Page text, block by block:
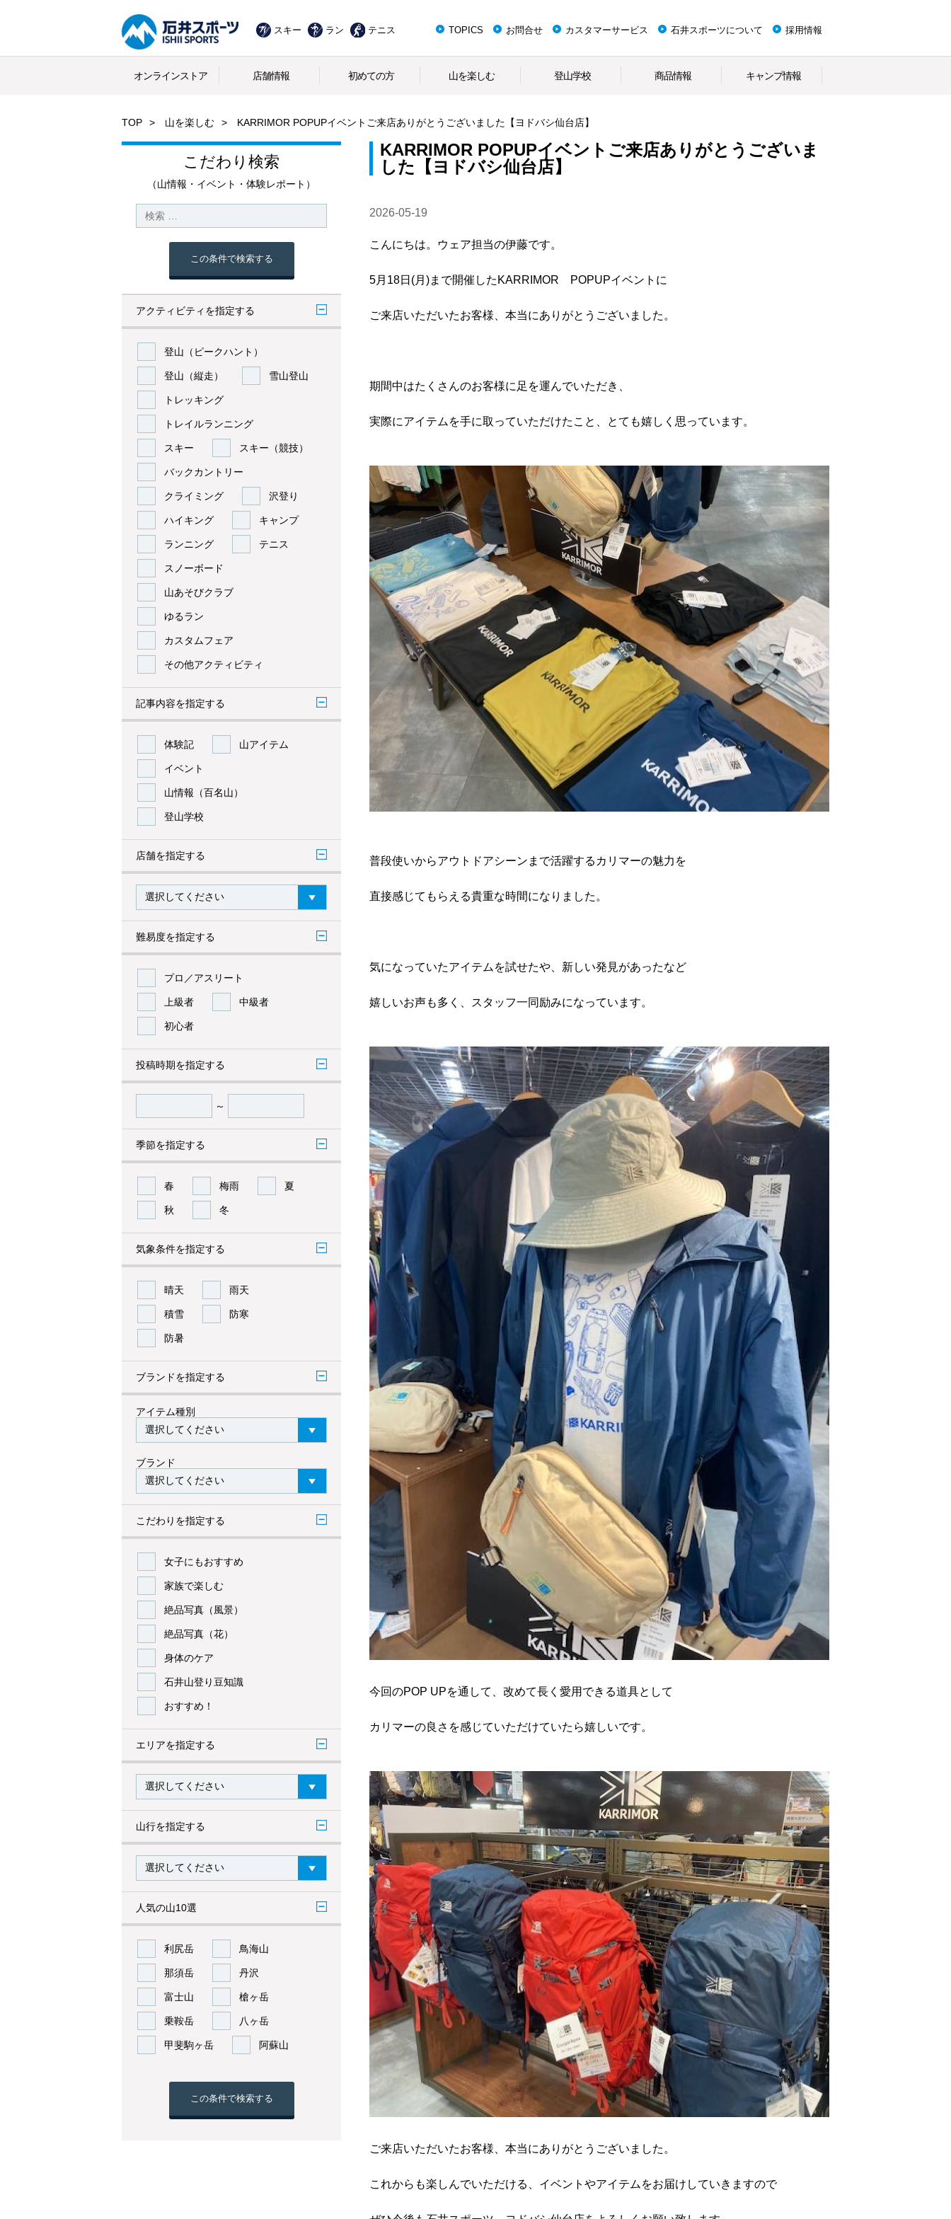
スキー ラン テニス TOPICS お問合せ カスタマーサービス 石井スポーツについて 採用情報
オンラインストア 店舗情報 初めての方 山を楽しむ 登山学校 商品情報 キャンプ情報
TOP 山を楽しむ KARRIMOR POPUPイベントご来店ありがとうございました【ヨドバシ仙台店】
こだわり検索
（山情報・イベント・体験レポート）
この条件で検索する
アクティビティを指定する
登山（ピークハント）
登山（縦走） 雪山登山
トレッキング
トレイルランニング
スキー スキー（競技）
バックカントリー
クライミング 沢登り
ハイキング キャンプ
ランニング テニス
スノーボード
山あそびクラブ
ゆるラン
カスタムフェア
その他アクティビティ
記事内容を指定する
体験記 山アイテム
イベント
山情報（百名山）
登山学校
店舗を指定する
難易度を指定する
プロ／アスリート
上級者 中級者
初心者
投稿時期を指定する
～
季節を指定する
春 梅雨 夏
秋 冬
気象条件を指定する
晴天 雨天
積雪 防寒
防暑
ブランドを指定する
アイテム種別
ブランド
こだわりを指定する
女子にもおすすめ
家族で楽しむ
絶品写真（風景）
絶品写真（花）
身体のケア
石井山登り豆知識
おすすめ！
エリアを指定する
山行を指定する
人気の山10選
利尻岳 鳥海山
那須岳 丹沢
富士山 槍ヶ岳
乗鞍岳 八ヶ岳
甲斐駒ヶ岳 阿蘇山
この条件で検索する
KARRIMOR POPUPイベントご来店ありがとうございま
した【ヨドバシ仙台店】
2026-05-19
こんにちは。 ウェア担当の伊藤です。
5月18日(月)まで開催したKARRIMOR POPUPイベントに
ご来店いただいたお客様、本当にありがとうございました。
期間中はたくさんのお客様に足を運んでいただき、
実際にアイテムを手に取っていただけたこと、とても嬉しく思っています。
普段使いからアウトドアシーンまで活躍するカリマーの魅力を
直接感じてもらえる貴重な時間になりました。
気になっていたアイテムを試せたや、新しい発見があったなど
嬉しいお声も多く、 スタッフ一同励みになっています。
今回のPOP UPを通して、改めて長く愛用できる道具として
カリマーの良さを感じていただけていたら嬉しいです。
ご来店いただいたお客様、本当にありがとうございました。
これからも楽しんでいただける、イベントやアイテムをお届けしていきますので